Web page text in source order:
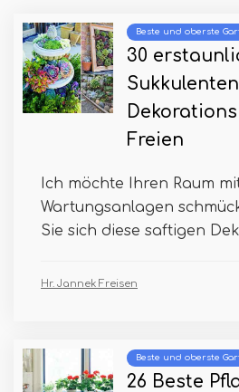
Beste und oberste
30
Freien
Ich möchte Ihren Raum
Wartungsanlagen
Sie sich diese saftigen
Hr. Jannek Freisen
Beste und oberste
26 Beste